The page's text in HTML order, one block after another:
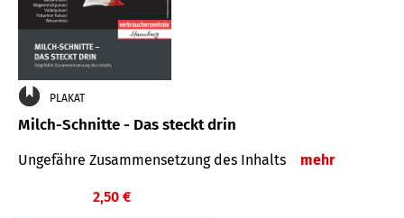
PLAKAT
Milch-Schnitte - Das steckt drin
Ungefähre Zu­sammen­setzung des Inhalts mehr
2,50 €